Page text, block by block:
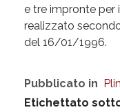
e tre impronte per
realizzato
del 16/01/1996.
Pubblicato in
Etichettato